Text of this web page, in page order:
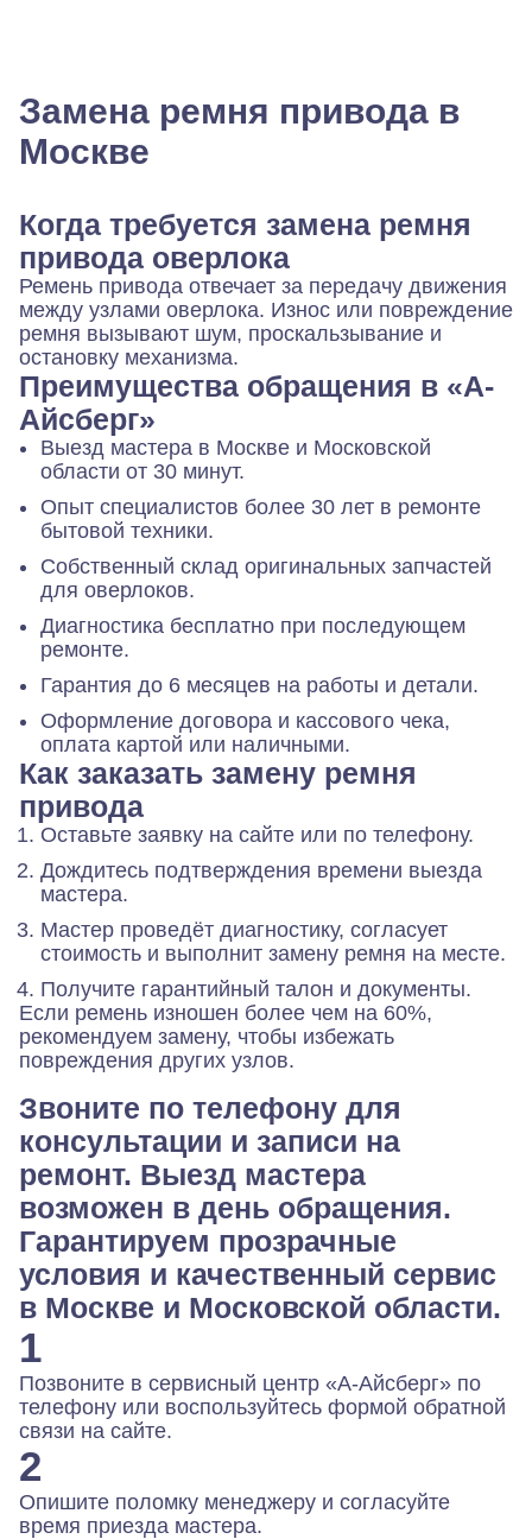
Замена ремня привода в
Москве
Когда требуется замена ремня
привода оверлока
Ремень привода отвечает за передачу движения
между узлами оверлока. Износ или повреждение
ремня вызывают шум, проскальзывание и
остановку механизма.
Преимущества обращения в «А-
Айсберг»
Выезд мастера в Москве и Московской
области от 30 минут.
Опыт специалистов более 30 лет в ремонте
бытовой техники.
Собственный склад оригинальных запчастей
для оверлоков.
Диагностика бесплатно при последующем
ремонте.
Гарантия до 6 месяцев на работы и детали.
Оформление договора и кассового чека,
оплата картой или наличными.
Как заказать замену ремня
привода
Оставьте заявку на сайте или по телефону.
Дождитесь подтверждения времени выезда
мастера.
Мастер проведёт диагностику, согласует
стоимость и выполнит замену ремня на месте.
Получите гарантийный талон и документы.
Если ремень изношен более чем на 60%,
рекомендуем замену, чтобы избежать
повреждения других узлов.
Звоните по телефону для
консультации и записи на
ремонт. Выезд мастера
возможен в день обращения.
Гарантируем прозрачные
условия и качественный сервис
в Москве и Московской области.
1
Позвоните в сервисный центр «А-Айсберг» по
телефону или воспользуйтесь формой обратной
связи на сайте.
2
Опишите поломку менеджеру и согласуйте
время приезда мастера.